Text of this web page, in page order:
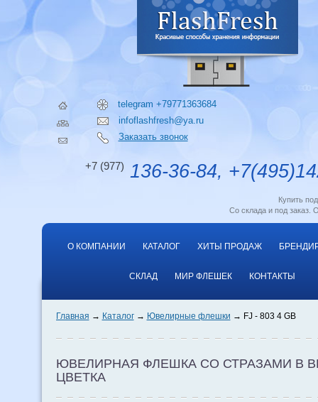
telegram +79771363684
infoflashfresh@ya.ru
Заказать звонок
+7 (977) 136-36-84,
Купить
Со склада и под заказ.
О КОМПАНИИ КАТАЛОГ ХИТЫ ПРОДАЖ
СКЛАД МИР ФЛЕШЕК КОНТАКТЫ
Главная Каталог Ювелирные флешки FJ - 803 4 GB
ЮВЕЛИРНАЯ ФЛЕШКА СО СТРАЗАМИ В
ЦВЕТКА